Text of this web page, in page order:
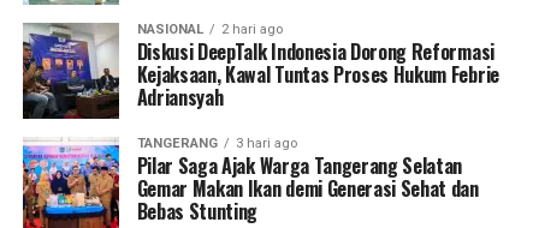
NASIONAL 2 hari ago
Diskusi DeepTalk Indonesia Dorong Reformasi
Kejaksaan, Kawal Tuntas Proses Hukum Febrie
Adriansyah
TANGERANG 3 hari ago
Pilar Saga Ajak Warga Tangerang Selatan
Gemar Makan Ikan demi Generasi Sehat dan
Bebas Stunting